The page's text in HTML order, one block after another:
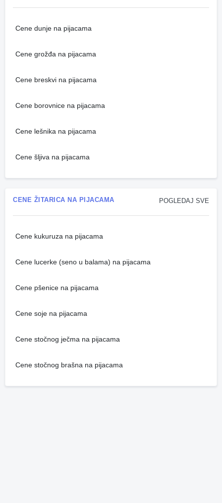
Cene dunje na pijacama
Cene grožđa na pijacama
Cene breskvi na pijacama
Cene borovnice na pijacama
Cene lešnika na pijacama
Cene šljiva na pijacama
POGLEDAJ SVE
CENE ŽITARICA NA PIJACAMA
Cene kukuruza na pijacama
Cene lucerke (seno u balama) na pijacama
Cene pšenice na pijacama
Cene soje na pijacama
Cene stočnog ječma na pijacama
Cene stočnog brašna na pijacama